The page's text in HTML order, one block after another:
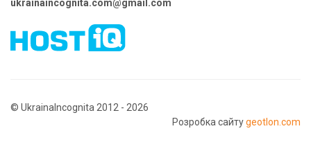
ukrainaincognita.com@gmail.com
© UkrainaIncognita 2012 - 2026
Розробка сайтуgeotlon.com